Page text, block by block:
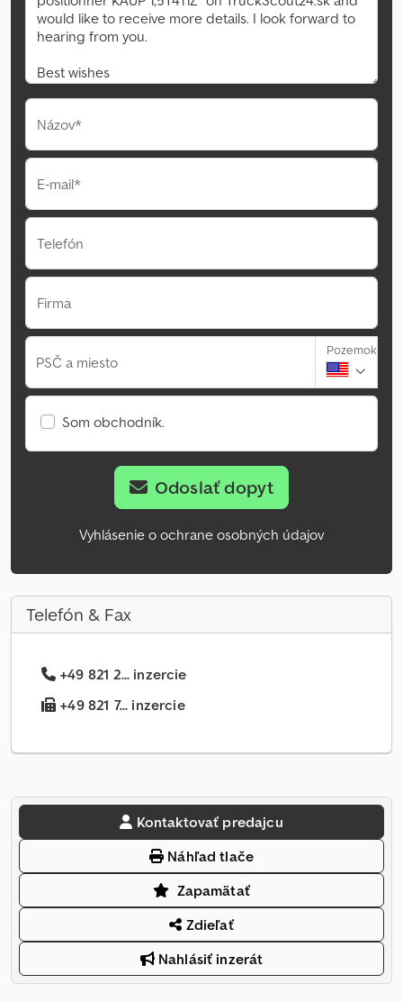
Názov*
E-mail*
Telefón
Firma
PSČ a miesto
Pozemok
Som obchodník.
Odoslať dopyt
Vyhlásenie o ochrane osobných údajov
Telefón & Fax
+49 821 2... inzercie
+49 821 7... inzercie
Kontaktovať predajcu
Náhľad tlače
Zapamätať
Zdieľať
Nahlásiť inzerát